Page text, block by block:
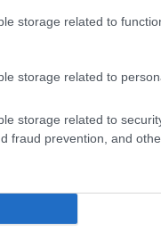
storage related to
storage related to
storage related to
fraud prevention, and